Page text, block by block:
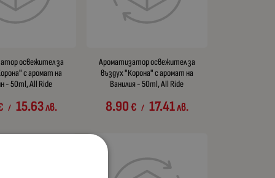
освежител за
с аромат на
- 50ml, All Ride
/ 15.63лв.
Ароматизатор освежител за
въздух "Корона" с аромат на
Ванилия - 50ml, All Ride
8.90€ / 17.41лв.